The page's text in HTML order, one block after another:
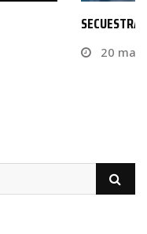
EN TAN SÓLO…